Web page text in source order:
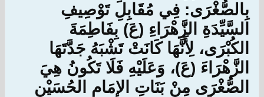
بِالصُّغْرَى: فِي مُقَابِلِ تَوْصِيفِ
السَّيِّدَةِ الزَّهْرَاءِ (عَ) بِفَاطِمَةَ
الكُبْرَى، لِأَنَّهَا كَانَتْ تَشْبَهُ جَدَّتَهَا
الزَّهْرَاءَ (عَ)، وَعَلَيْهِ فَلَا تَكُونُ هِيَ
الصُّغْرَى مِنْ بَنَاتِ الإِمَامِ الحُسَيْنِ